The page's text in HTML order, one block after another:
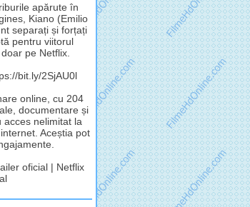
apărute în
Kiano (Emilio
separați și forțați
pentru viitorul
pe Netflix.
bit.ly/2SjAU0l
online, cu 204
documentare și
nelimitat la
Aceștia pot
oficial | Netflix